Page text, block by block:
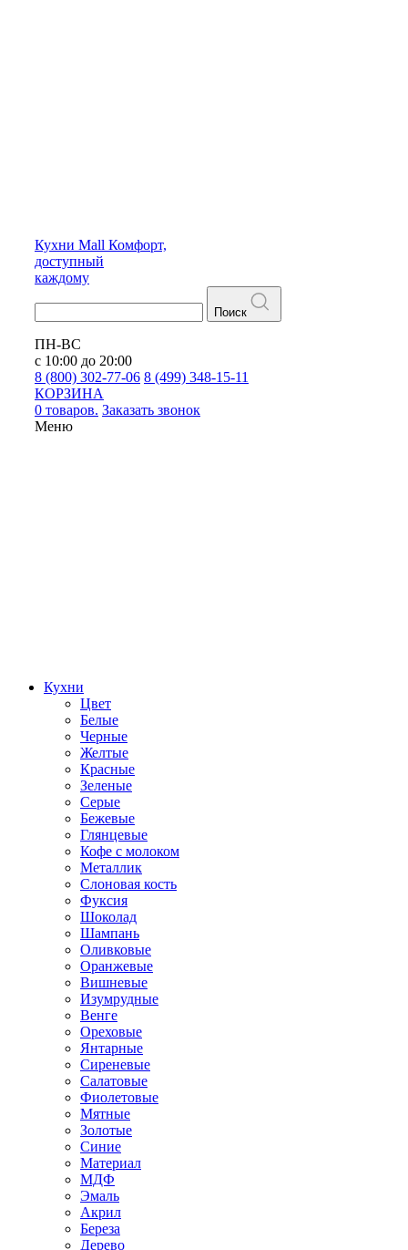
Кухни Mall Комфорт,
доступный
каждому
Поиск
ПН-ВС
с 10:00 до 20:00
8 (800) 302-77-06 8 (499) 348-15-11
КОРЗИНА
0 товаров. Заказать звонок
Меню
Кухни
Цвет
Белые
Черные
Желтые
Красные
Зеленые
Серые
Бежевые
Глянцевые
Кофе с молоком
Металлик
Слоновая кость
Фуксия
Шоколад
Шампань
Оливковые
Оранжевые
Вишневые
Изумрудные
Венге
Ореховые
Янтарные
Сиреневые
Салатовые
Фиолетовые
Мятные
Золотые
Синие
Материал
МДФ
Эмаль
Акрил
Береза
Дерево